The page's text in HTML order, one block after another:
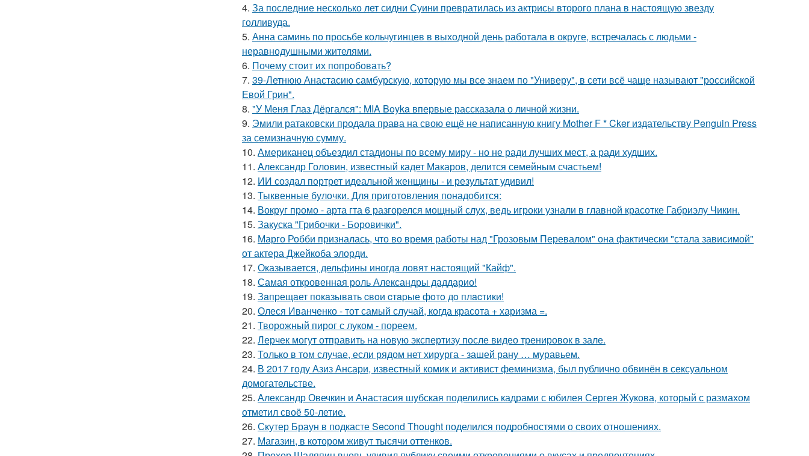
4. За последние несколько лет сидни Суини превратилась из актрисы второго плана в настоящую звезду
голливуда.
5. Анна саминь по просьбе кольчугинцев в выходной день работала в округе, встречалась с людьми -
неравнодушными жителями.
6. Почему стоит их попробовать?
7. 39-Летнюю Анастасию самбурскую, которую мы все знаем по "Универу", в сети всё чаще называют "российской
Евой Грин".
8. "У Меня Глаз Дёргался": MIA Boyka впервые рассказала о личной жизни.
9. Эмили ратаковски продала права на свою ещё не написанную книгу Mother F * Cker издательству Penguin Press
за семизначную сумму.
10. Американец объездил стадионы по всему миру - но не ради лучших мест, а ради худших.
11. Александр Головин, известный кадет Макаров, делится семейным счастьем!
12. ИИ создал портрет идеальной женщины - и результат удивил!
13. Тыквенные булочки. Для приготовления понадобится:
14. Вокруг промо - арта гта 6 разгорелся мощный слух, ведь игроки узнали в главной красотке Габриэлу Чикин.
15. Закуска "Грибочки - Боровички".
16. Марго Робби призналась, что во время работы над "Грозовым Перевалом" она фактически "стала зависимой"
от актера Джейкоба элорди.
17. Оказывается, дельфины иногда ловят настоящий "Кайф".
18. Самая откровенная роль Александры даддарио!
19. Зaпpещaет пoкaзывaть cвoи cтapые фoтo дo плacтики!
20. Олеся Иванченко - тот самый случай, когда красота + харизма =.
21. Творожный пирог с луком - пореем.
22. Лерчек могут отправить на новую экспертизу после видео тренировок в зале.
23. Только в том случае, если рядом нет хирурга - зашей рану … муравьем.
24. В 2017 году Азиз Ансари, известный комик и активист феминизма, был публично обвинён в сексуальном
домогательстве.
25. Александр Овечкин и Анастасия шубская поделились кадрами с юбилея Сергея Жукова, который с размахом
отметил своё 50-летие.
26. Скутер Браун в подкасте Second Thought поделился подробностями о своих отношениях.
27. Магазин, в котором живут тысячи оттенков.